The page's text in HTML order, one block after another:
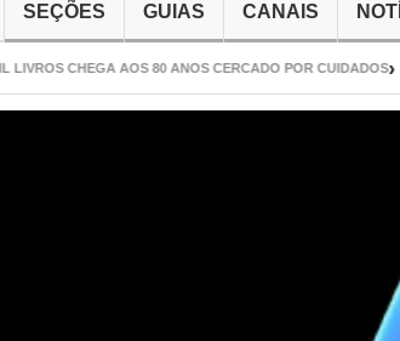
SEÇÕES GUIAS CANAIS
CHEGA AOS 80 ANOS CERCADO POR CUIDADOS